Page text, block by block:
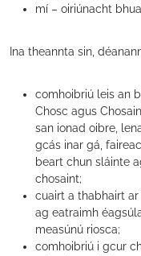
mí – oiriúnacht
Ina theannta sin,
comhoibriú leis an
Chosc agus
san ionad oibre,
gcás inar gá,
beart chun sláinte
chosaint;
cuairt a thabhairt
ag eatraimh
measúnú riosca;
comhoibriú i gcur